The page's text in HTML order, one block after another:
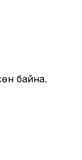
байна.